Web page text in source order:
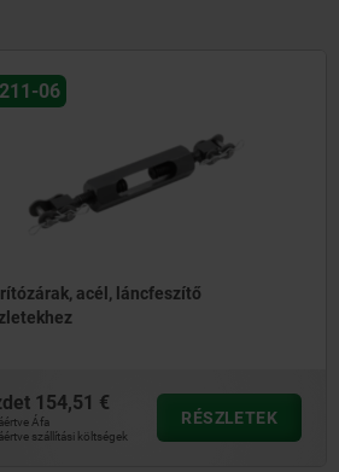
06
acél, láncfeszítő
154,51 €
Áfa
szállítási költségek
RÉSZLETEK